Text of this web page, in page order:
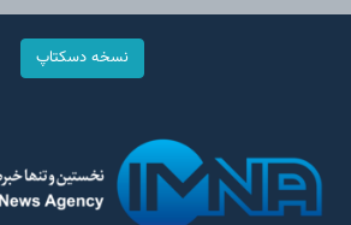
نسخه دسکتاپ